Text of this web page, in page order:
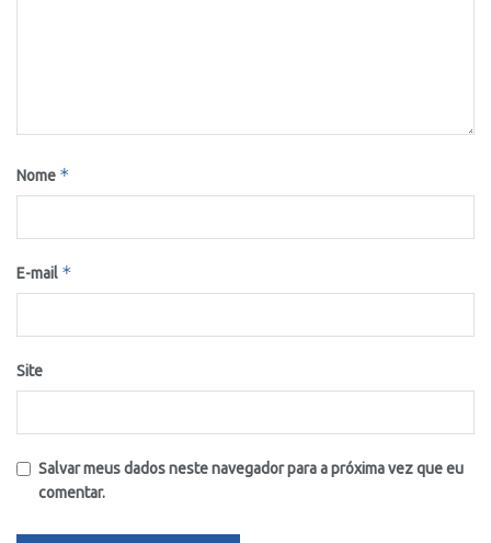
Nome *
E-mail *
Site
Salvar meus dados neste navegador para a próxima vez que eu
comentar.